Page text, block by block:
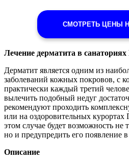
СМОТРЕТЬ ЦЕНЫ
Лечение дерматита в
Дерматит является одним из
заболеваний кожных покровов, с
практически каждый третий
вылечить подобный недуг
рекомендуют проходить
или на оздоровительных курортах
этом случае будет возможность не
но и предупредить его появление
Описание